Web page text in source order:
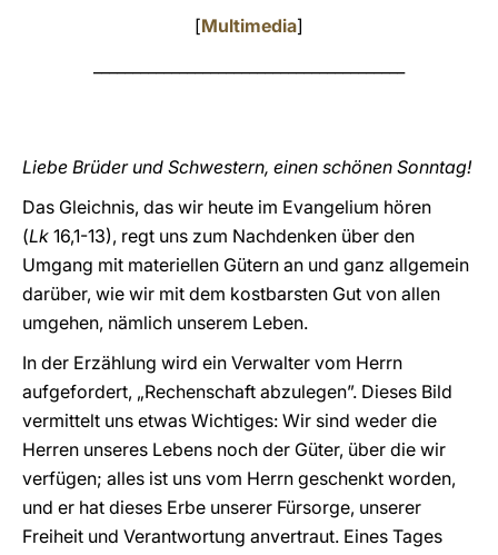
[Multimedia]
Liebe Brüder und Schwestern, einen schönen Sonntag!
Das Gleichnis, das wir heute im Evangelium hören
(Lk 16,1-13), regt uns zum Nachdenken über den
Umgang mit materiellen Gütern an und ganz allgemein
darüber, wie wir mit dem kostbarsten Gut von allen
umgehen, nämlich unserem Leben.
In der Erzählung wird ein Verwalter vom Herrn
aufgefordert, „Rechenschaft abzulegen”. Dieses Bild
vermittelt uns etwas Wichtiges: Wir sind weder die
Herren unseres Lebens noch der Güter, über die wir
verfügen; alles ist uns vom Herrn geschenkt worden,
und er hat dieses Erbe unserer Fürsorge, unserer
Freiheit und Verantwortung anvertraut. Eines Tages